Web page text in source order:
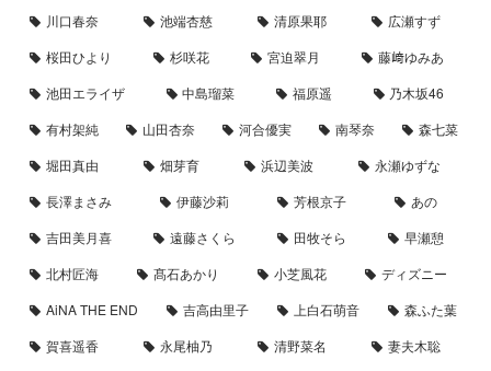
川口春奈
池端杏慈 清原果耶
広瀬すず
桜田ひより
杉咲花 宮迫翠月
藤﨑ゆみあ
池田エライザ
中島瑠菜 福原遥
乃木坂46
有村架純
山田杏奈 河合優実 南琴奈
森七菜
堀田真由
畑芽育 浜辺美波
永瀬ゆずな
長澤まさみ
伊藤沙莉 芳根京子
あの
吉田美月喜
遠藤さくら 田牧そら
早瀬憩
北村匠海
髙石あかり 小芝風花
ディズニー
AiNA THE END
吉高由里子 上白石萌音
森ふた葉
賀喜遥香
永尾柚乃 清野菜名
妻夫木聡